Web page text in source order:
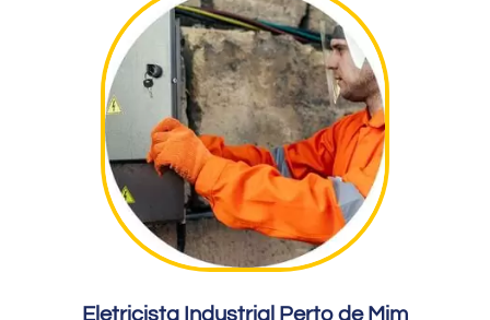
Eletricista Industrial Perto de Mim